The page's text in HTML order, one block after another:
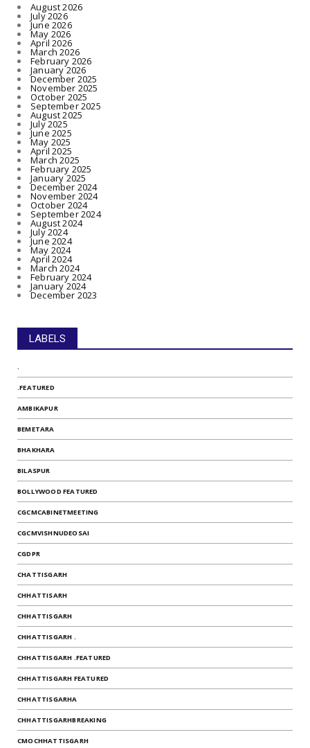
August 2026
July 2026
June 2026
May 2026
April 2026
March 2026
February 2026
January 2026
December 2025
November 2025
October 2025
September 2025
August 2025
July 2025
June 2025
May 2025
April 2025
March 2025
February 2025
January 2025
December 2024
November 2024
October 2024
September 2024
August 2024
July 2024
June 2024
May 2024
April 2024
March 2024
February 2024
January 2024
December 2023
LABELS
.
.FEATURED
AMBIKAPUR
BEMETARA
BHAKHARA
BILASPUR
BOLLYWOOD FEATURED
CGCMCABINETMEETING
CGCMVISHNUDEOSAI
CGDPR
CHATTISGARH
CHHATTISARH
CHHATTISGARH
CHHATTISGARH .
CHHATTISGARH .FEATURED
CHHATTISGARH FEATURED
CHHATTISGARHA
CHHATTISGARHBREAKING
CMOCHHATTISGARH